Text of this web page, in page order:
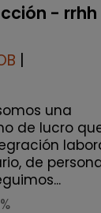
- rrhh
|
una
de lucro
de